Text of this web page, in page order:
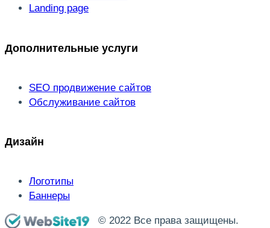
Landing page
Дополнительные услуги
SEO продвижение сайтов
Обслуживание сайтов
Дизайн
Логотипы
Баннеры
© 2022 Все права защищены.